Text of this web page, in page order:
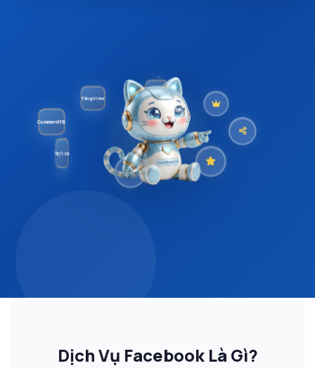
Tăng Like FB
Tăng Follow
Comment FB
Tăng View Mắt Live
Tăng Share
Đánh Giá 5⭐
Dịch Vụ Facebook Là Gì?